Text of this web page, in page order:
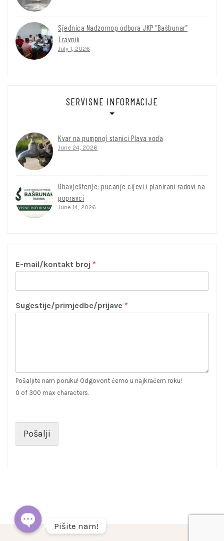
Sjednica Nadzornog odbora JKP “Bašbunar”
Travnik
July 1, 2026
SERVISNE INFORMACIJE
Kvar na pumpnoj stanici Plava voda
June 24, 2026
Obavještenje: pucanje cijevi i planirani radovi na
popravci
June 14, 2026
E-mail/kontakt broj *
Sugestije/primjedbe/prijave *
Pošaljite nam poruku! Odgovorit ćemo u najkraćem roku!
0 of 300 max characters.
Pošalji
Pišite nam!